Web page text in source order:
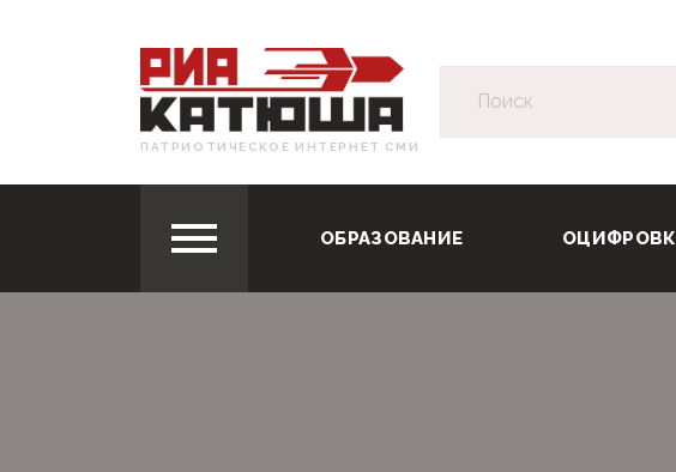
ПАТРИОТИЧЕСКОЕ ИНТЕРНЕТ СМИ
ОБРАЗОВАНИЕ